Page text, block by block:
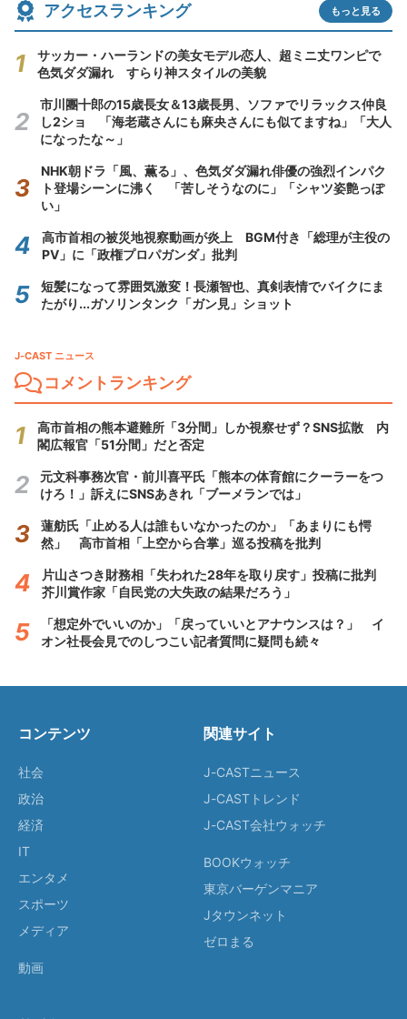
アクセスランキング もっと見る
サッカー・ハーランドの美女モデル恋人、超ミニ丈ワンピで
色気ダダ漏れ すらり神スタイルの美貌
市川團十郎の15歳長女＆13歳長男、ソファでリラックス仲良
し2ショ 「海老蔵さんにも麻央さんにも似てますね」「大人
になったな～」
NHK朝ドラ「風、薫る」、色気ダダ漏れ俳優の強烈インパク
ト登場シーンに沸く 「苦しそうなのに」「シャツ姿艶っぽ
い」
高市首相の被災地視察動画が炎上 BGM付き「総理が主役の
PV」に「政権プロパガンダ」批判
短髪になって雰囲気激変！長瀬智也、真剣表情でバイクにま
たがり...ガソリンタンク「ガン見」ショット
J-CAST ニュース
コメントランキング
高市首相の熊本避難所「3分間」しか視察せず？SNS拡散 内
閣広報官「51分間」だと否定
元文科事務次官・前川喜平氏「熊本の体育館にクーラーをつ
けろ！」訴えにSNSあきれ「ブーメランでは」
蓮舫氏「止める人は誰もいなかったのか」「あまりにも愕
然」 高市首相「上空から合掌」巡る投稿を批判
片山さつき財務相「失われた28年を取り戻す」投稿に批判
芥川賞作家「自民党の大失政の結果だろう」
「想定外でいいのか」「戻っていいとアナウンスは？」 イ
オン社長会見でのしつこい記者質問に疑問も続々
コンテンツ
社会
政治
経済
IT
エンタメ
スポーツ
メディア
動画
関連サイト
J-CASTニュース
J-CASTトレンド
J-CAST会社ウォッチ
BOOKウォッチ
東京バーゲンマニア
Jタウンネット
ゼロまる